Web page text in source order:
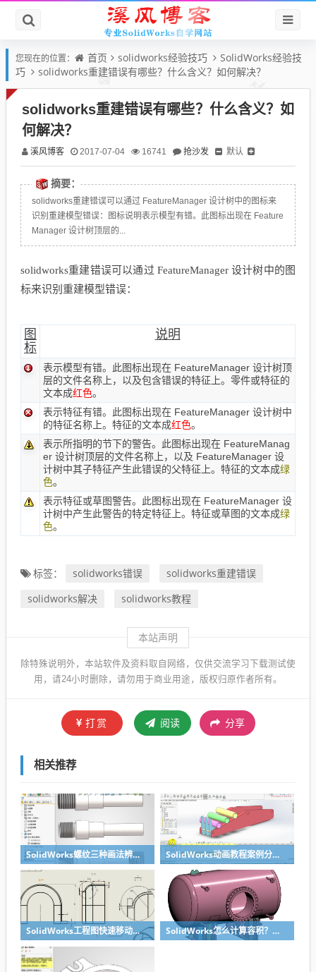
您现在的位置： 首页 solidworks经验技巧
SolidWorks经验技
巧
solidworks重建错误有哪些？什么含义？如何解决？
solidworks重建错误有哪些？什么含义？如
何解决？
溪风博客 2017-07-04 16741 抢沙发 默认
摘要：
solidworks重建错误可以通过 FeatureManager 设计树中的图标来
识别重建模型错误：图标说明表示模型有错。此图标出现在 Feature
Manager 设计树顶层的...
solidworks重建错误可以通过 FeatureManager 设计树中的图
标来识别重建模型错误：
图
标
说明
表示模型有错。此图标出现在 FeatureManager 设计树顶
层的文件名称上，以及包含错误的特征上。零件或特征的
文本成红色。
表示特征有错。此图标出现在 FeatureManager 设计树中
的特征名称上。特征的文本成红色。
表示所指明的节下的警告。此图标出现在 FeatureManag
er 设计树顶层的文件名称上，以及 FeatureManager 设
计树中其子特征产生此错误的父特征上。特征的文本成绿
色。
表示特征或草图警告。此图标出现在 FeatureManager 设
计树中产生此警告的特定特征上。特征或草图的文本成绿
色。
标签： solidworks错误
solidworks重建错误
solidworks解决
solidworks教程
本站声明
除特殊说明外，本站软件及资料取自网络，仅供交流学习下载测试使
用，请24小时删除，请勿用于商业用途，版权归原作者所有。
打赏 阅读 分享
相关推荐
SolidWorks螺纹三种画法辨析异同：装饰螺纹线、螺柱向导、螺纹特征 SolidWorks动画教程案例分享之圆管分料动画，重力自然滑落
SolidWorks工程图快速移动视图位置技巧，溪风实战分享 SolidWorks怎么计算容积？容器的体积？